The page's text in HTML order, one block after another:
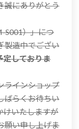
誠にありがとう
S001）」につ
製造中でござい
定しておりま
ラインショップ
ばらくお待ちい
けいたしますが
願い申し上げま